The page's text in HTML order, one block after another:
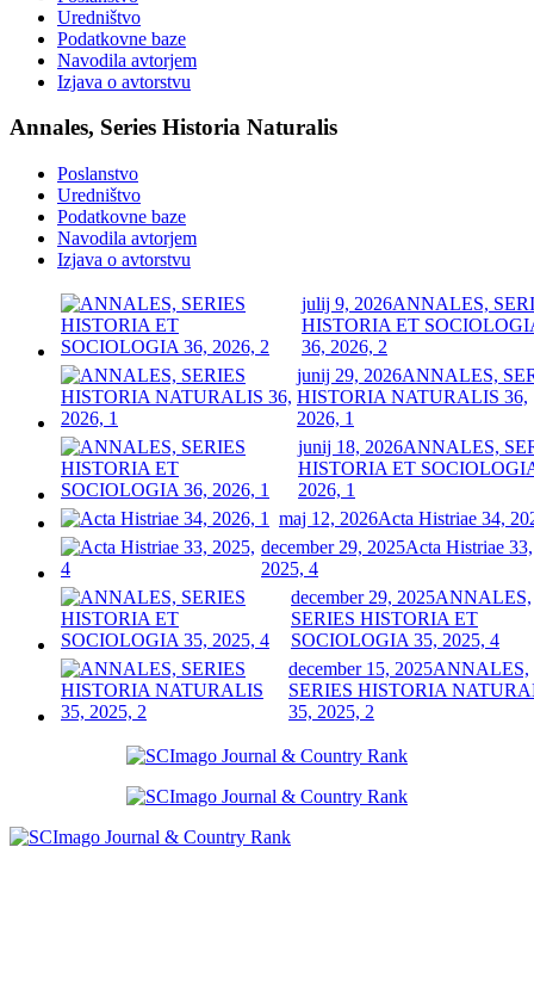
Uredništvo
Podatkovne baze
Navodila avtorjem
Izjava o avtorstvu
Annales, Series Historia Naturalis
Poslanstvo
Uredništvo
Podatkovne baze
Navodila avtorjem
Izjava o avtorstvu
julij 9, 2026ANNALES,
HISTORIA ET
36, 2026, 2
junij 29, 2026ANNALES,
HISTORIA NATURALIS 36,
2026, 1
junij 18, 2026ANNALES,
HISTORIA ET
2026, 1
maj 12, 2026Acta Histriae 34,
december 29, 2025Acta Histriae 33,
2025, 4
december 29, 2025ANNALES,
SERIES HISTORIA ET
SOCIOLOGIA 35, 2025, 4
december 15, 2025ANNALES,
SERIES HISTORIA
35, 2025, 2